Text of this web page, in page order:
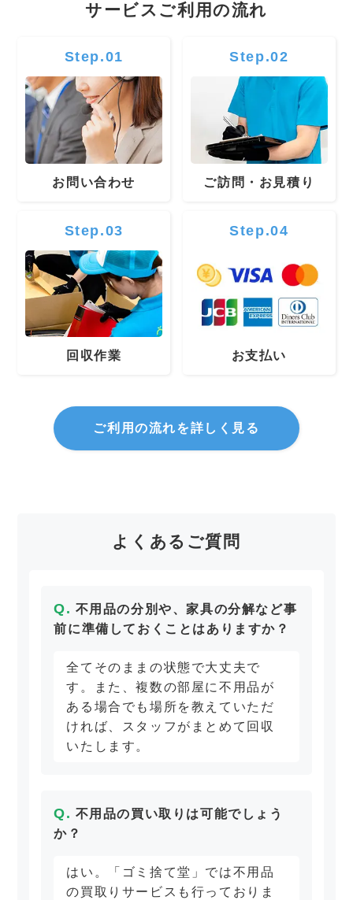
サービスご利用の流れ
Step.01
お問い合わせ
Step.02
ご訪問・お見積り
Step.03
回収作業
Step.04
お支払い
ご利用の流れを詳しく見る
よくあるご質問
不用品の分別や、家具の分解など事
前に準備しておくことはありますか？
全てそのままの状態で大丈夫で
す。また、複数の部屋に不用品が
ある場合でも場所を教えていただ
ければ、スタッフがまとめて回収
いたします。
不用品の買い取りは可能でしょう
か？
はい。「ゴミ捨て堂」では不用品
の買取りサービスも行っておりま